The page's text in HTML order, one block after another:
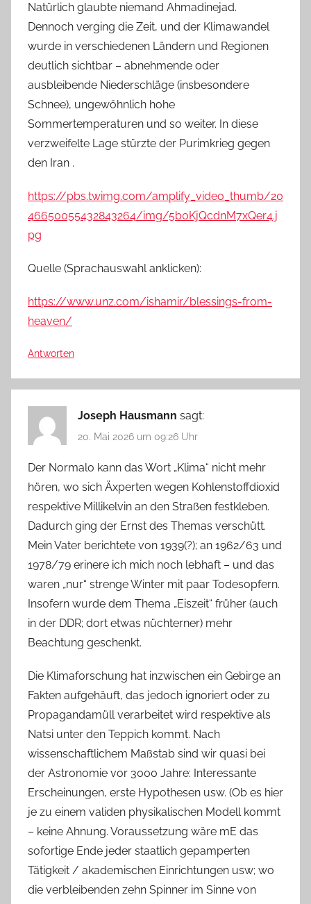
Natürlich glaubte niemand Ahmadinejad.
Dennoch verging die Zeit, und der Klimawandel
wurde in verschiedenen Ländern und Regionen
deutlich sichtbar – abnehmende oder
ausbleibende Niederschläge (insbesondere
Schnee), ungewöhnlich hohe
Sommertemperaturen und so weiter. In diese
verzweifelte Lage stürzte der Purimkrieg gegen
den Iran .
https://pbs.twimg.com/amplify_video_thumb/20
46650055432843264/img/5b0KjQcdnM7xQer4.j
pg
Quelle (Sprachauswahl anklicken):
https://www.unz.com/ishamir/blessings-from-
heaven/
Antworten
Joseph Hausmann sagt:
20. Mai 2026 um 09:26 Uhr
Der Normalo kann das Wort „Klima“ nicht mehr
hören, wo sich Äxperten wegen Kohlenstoffdioxid
respektive Millikelvin an den Straßen festkleben.
Dadurch ging der Ernst des Themas verschütt.
Mein Vater berichtete von 1939(?); an 1962/63 und
1978/79 erinere ich mich noch lebhaft – und das
waren „nur“ strenge Winter mit paar Todesopfern.
Insofern wurde dem Thema „Eiszeit“ früher (auch
in der DDR; dort etwas nüchterner) mehr
Beachtung geschenkt.
Die Klimaforschung hat inzwischen ein Gebirge an
Fakten aufgehäuft, das jedoch ignoriert oder zu
Propagandamüll verarbeitet wird respektive als
Natsi unter den Teppich kommt. Nach
wissenschaftlichem Maßstab sind wir quasi bei
der Astronomie vor 3000 Jahre: Interessante
Erscheinungen, erste Hypothesen usw. (Ob es hier
je zu einem validen physikalischen Modell kommt
– keine Ahnung. Voraussetzung wäre mE das
sofortige Ende jeder staatlich gepamperten
Tätigkeit / akademischen Einrichtungen usw; wo
die verbleibenden zehn Spinner im Sinne von